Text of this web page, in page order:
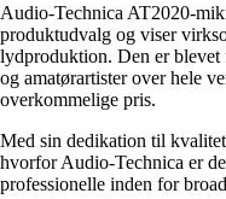
Audio-Technica AT2020-
produktudvalg og viser
lydproduktion. Den er blevet
og amatørartister over hele
overkommelige pris.
Med sin dedikation til
hvorfor Audio-Technica er
professionelle inden for